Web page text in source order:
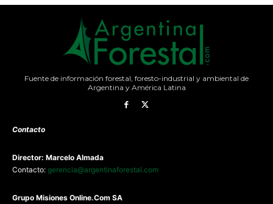
Fuente de información forestal, foresto-industrial y ambiental de
Argentina y América Latina
Contacto
Director: Marcelo Almada
Contacto: gerencia@argentinaforestal.com
Grupo Misiones Online.Com SA